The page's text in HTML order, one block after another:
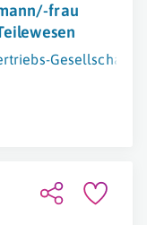
frau
Gesellschaft